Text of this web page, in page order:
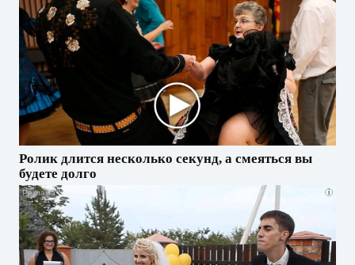
Ролик длится несколько секунд, а смеяться вы
будете долго
i